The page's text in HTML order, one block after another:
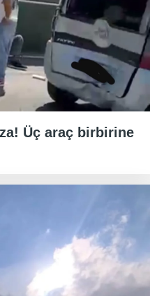
Üç araç birbirine